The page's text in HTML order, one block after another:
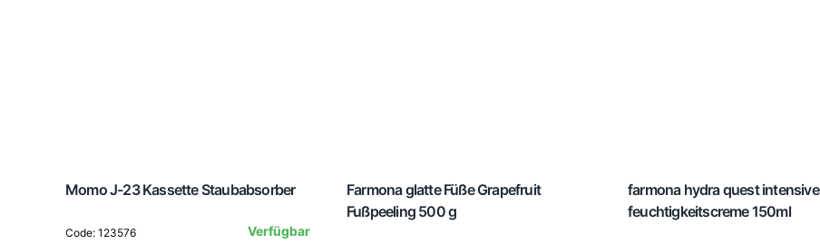
Momo J-23 Kassette Staubabsorber
Code: 123576
Verfügbar
Farmona glatte Füße Grapefruit
Fußpeeling 500 g
farmona hydra quest intensive
feuchtigkeitscreme 150ml